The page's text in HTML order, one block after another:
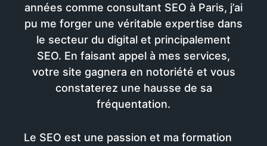
années comme consultant SEO à Paris, j’ai
pu me forger une véritable expertise dans
le secteur du digital et principalement
SEO. En faisant appel à mes services,
votre site gagnera en notoriété et vous
constaterez une hausse de sa
fréquentation.
Le SEO est une passion et ma formation